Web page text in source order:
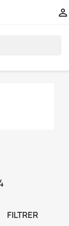

FILTRER